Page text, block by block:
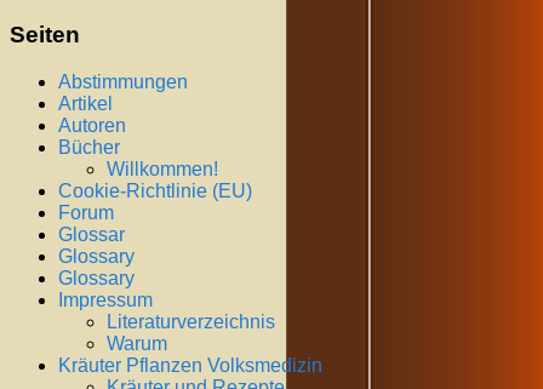
Seiten
Abstimmungen
Artikel
Autoren
Bücher
Willkommen!
Cookie-Richtlinie (EU)
Forum
Glossar
Glossary
Glossary
Impressum
Literaturverzeichnis
Warum
Kräuter Pflanzen Volksmedizin